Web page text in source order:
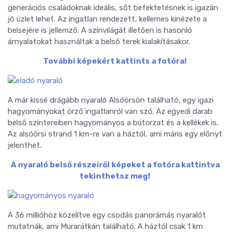
generációs családoknak ideális, sőt befektetésnek is igazán
jó üzlet lehet. Az ingatlan rendezett, kellemes kinézete a
belsejére is jellemző. A színvilágát illetően is hasonló
árnyalatokat használtak a belső terek kialakításakor.
További képekért kattints a fotóra!
A már kissé drágább nyaraló Alsóörsön található, egy igazi
hagyományokat örző ingatlanról van szó. Az egyedi darab
belső színtereiben hagyományos a bútorzat és a kellékek is.
Az alsóörsi strand 1 km-re van a háztól, ami máris egy előnyt
jelenthet.
A nyaraló belső részeiről képeket a fotóra kattintva
tekinthetsz meg!
A 36 millióhöz közelítve egy csodás panorámás nyaralót
mutatnák, ami Murarátkán található. A háztól csak 1 km